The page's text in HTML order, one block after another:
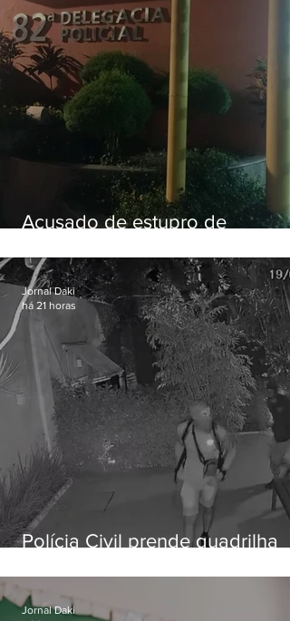
Acusado de estupro de
Polícia Civil prende quadrilha
residências de luxo no Rio
Jornal Daki
há 21 horas
Jornal Daki